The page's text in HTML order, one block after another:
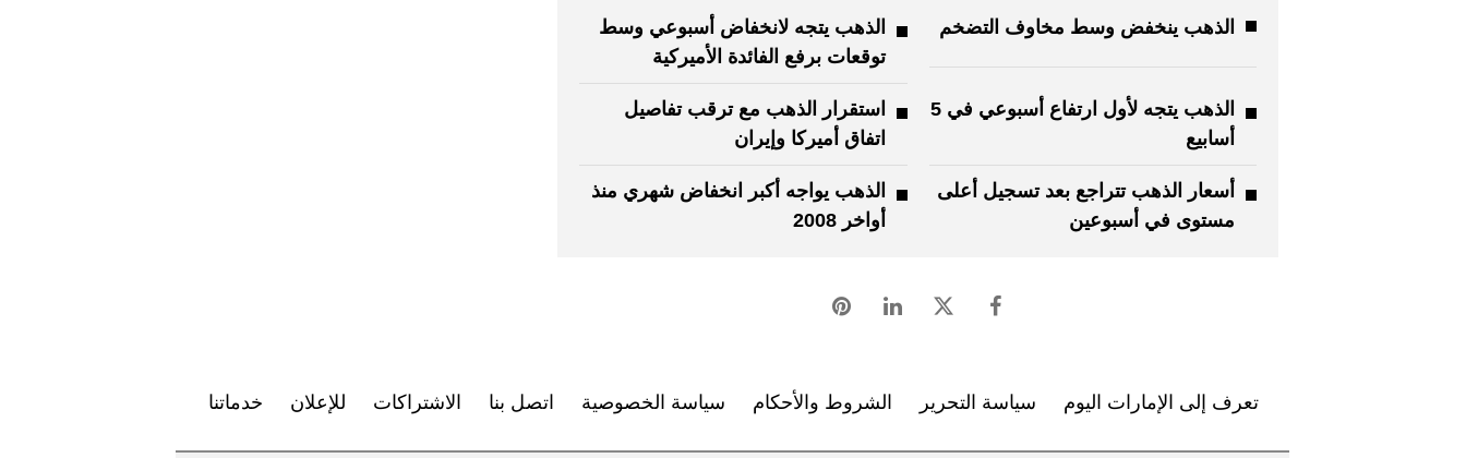
الذهب ينخفض وسط مخاوف التضخم
الذهب يتجه لانخفاض أسبوعي وسط
توقعات برفع الفائدة الأميركية
الذهب يتجه لأول ارتفاع أسبوعي في 5
أسابيع
استقرار الذهب مع ترقب تفاصيل
اتفاق أميركا وإيران
أسعار الذهب تتراجع بعد تسجيل أعلى
مستوى في أسبوعين
الذهب يواجه أكبر انخفاض شهري منذ
أواخر 2008
تعرف إلى الإمارات اليوم سياسة التحرير الشروط والأحكام سياسة الخصوصية اتصل بنا الاشتراكات للإعلان خدماتنا